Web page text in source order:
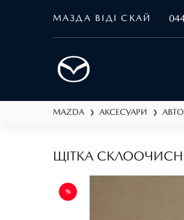
МАЗДА ВІДІ СКАЙ
MAZDA ❯ АКСЕСУАРИ ❯
ЩІТКА